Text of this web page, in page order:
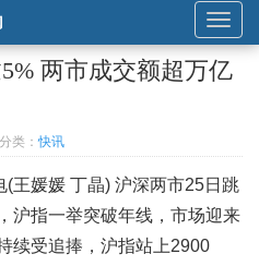
展
开
或
导
航
两市成交额超万亿
分类：快讯
(王媛媛 丁晶) 沪深两市25日跳
沪指一举突破年线，市场迎来
续受追捧，沪指站上2900